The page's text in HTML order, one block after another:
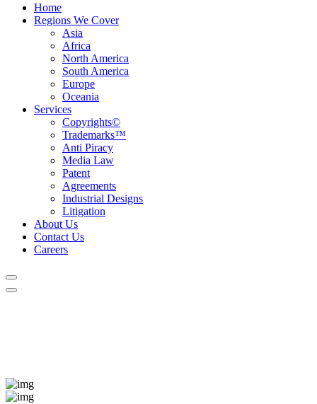
Home
Regions We Cover
Asia
Africa
North America
South America
Europe
Oceania
Services
Copyrights©
Trademarks™
Anti Piracy
Media Law
Patent
Agreements
Industrial Designs
Litigation
About Us
Contact Us
Careers